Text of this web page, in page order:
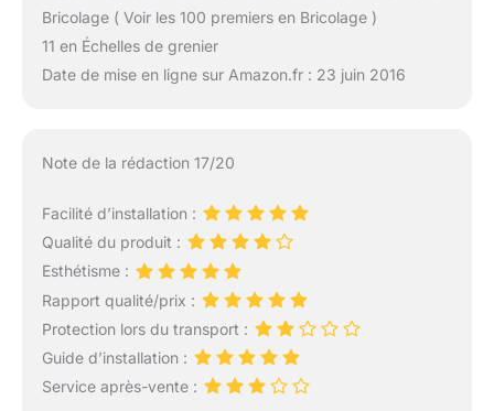
Bricolage ( Voir les 100 premiers en Bricolage )
11 en Échelles de grenier
Date de mise en ligne sur Amazon.fr : 23 juin 2016
Note de la rédaction 17/20
Facilité d’installation :
Qualité du produit :
Esthétisme :
Rapport qualité/prix :
Protection lors du transport :
Guide d’installation :
Service après-vente :